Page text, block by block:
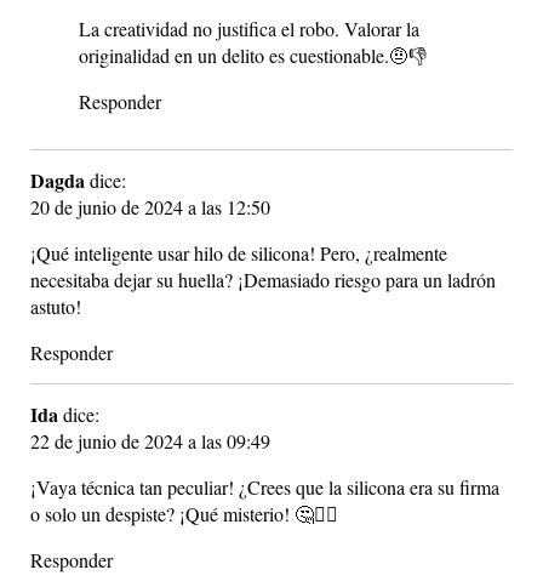
La creatividad no justifica el robo. Valorar la
originalidad en un delito es cuestionable.🤨👎
Responder
Dagdadice:
20 de junio de 2024 a las 12:50
¡Qué inteligente usar hilo de silicona! Pero, ¿realmente
necesitaba dejar su huella? ¡Demasiado riesgo para un ladrón
astuto!
Responder
Idadice:
22 de junio de 2024 a las 09:49
¡Vaya técnica tan peculiar! ¿Crees que la silicona era su firma
o solo un despiste? ¡Qué misterio! 🤔🕵️‍♂️
Responder